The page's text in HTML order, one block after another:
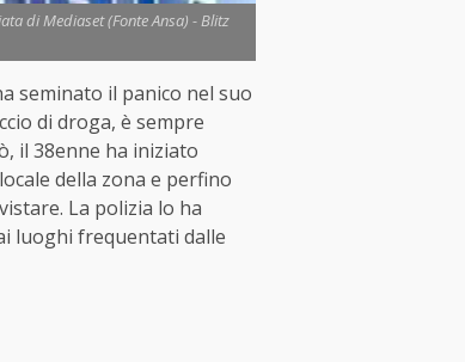
di Mediaset (Fonte Ansa) - Blitz
seminato il panico nel suo
di droga, è sempre
il 38enne ha iniziato
della zona e perfino
La polizia lo ha
luoghi frequentati dalle